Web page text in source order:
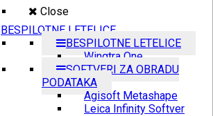
Close
BESPILOTNE LETELICE
BESPILOTNE LETELICE
Wingtra One
SOFTVERI ZA OBRADU
PODATAKA
Agisoft Metashape
Leica Infinity Softver